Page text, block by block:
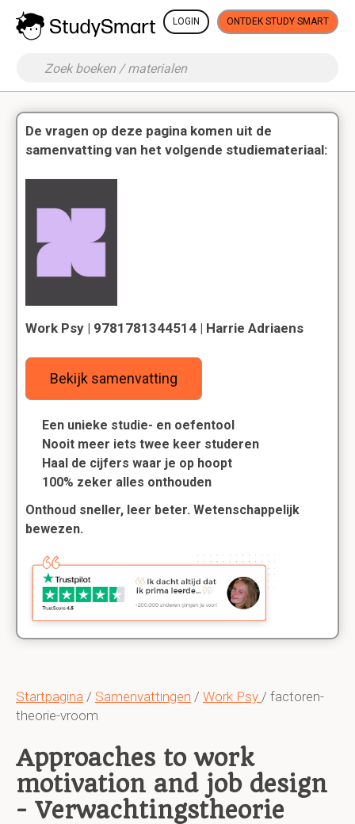
LOGIN ONTDEK STUDY SMART
Startpagina / Samenvattingen / Work Psy / factoren-
theorie-vroom
Approaches to work
motivation and job design
- Verwachtingstheorie
De vragen op deze pagina komen uit de
samenvatting van het volgende studiemateriaal:
Work Psy | 9781781344514 | Harrie Adriaens
Bekijk samenvatting
Een unieke studie- en oefentool
Nooit meer iets twee keer studeren
Haal de cijfers waar je op hoopt
100% zeker alles onthouden
Onthoud sneller, leer beter. Wetenschappelijk
bewezen.